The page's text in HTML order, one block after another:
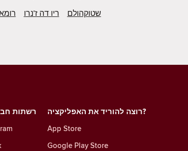
ריו דה ז'נרו
שטוקהולם
רשתות רוצה להוריד את האפליקציה?
App Store
Google Play Store